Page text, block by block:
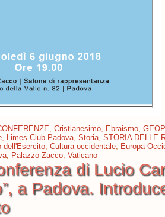
, Cristianesimo, Ebraismo,
, Limes Club Padova, Storia, STORIA DELLE
dell'Esercito, Cultura occidentale, Europa
, Palazzo Zacco, Vaticano
di Lucio
a Padova.